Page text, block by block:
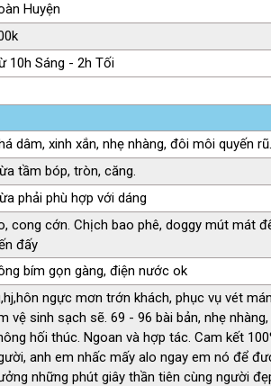
Huyện
10h Sáng - 2h Tối
dâm, xinh xắn, nhẹ nhàng, đôi môi quyến rũ.
tầm bóp, tròn, căng.
phải phù hợp với dáng
cong cớn. Chịch bao phê, doggy mút mát
đấy
bím gọn gàng, điện nước ok
ngực mơn trớn khách, phục vụ vét
vệ sinh sạch sẽ. 69 - 96 bài bản, nhẹ
hối thúc. Ngoan và hợp tác. Cam kết
anh em nhấc mấy alo ngay em nó để
những phút giây thần tiên cùng người